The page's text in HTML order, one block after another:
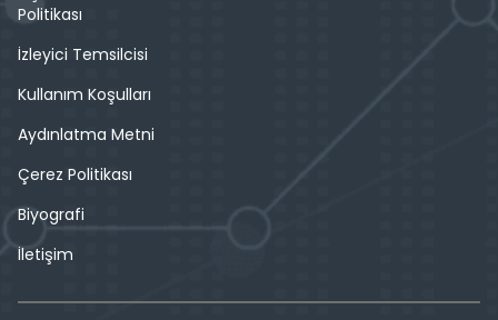
Politikası
İzleyici Temsilcisi
Kullanım Koşulları
Aydınlatma Metni
Çerez Politikası
Biyografi
İletişim